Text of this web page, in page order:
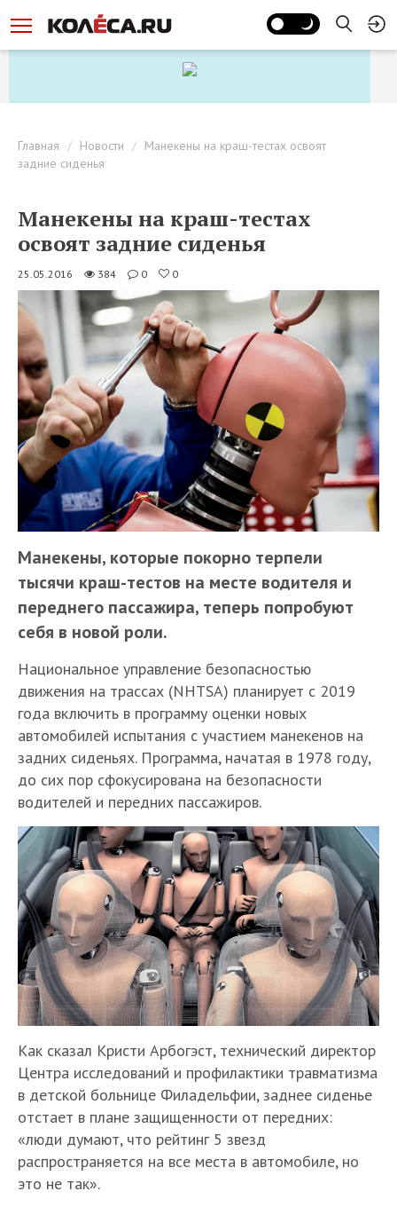
Главная Новости
Манекены на краш-тестах освоят
задние сиденья
Манекены на краш-тестах
освоят задние сиденья
25.05.2016 384 0 0
Манекены, которые покорно терпели
тысячи краш-тестов на месте водителя и
переднего пассажира, теперь попробуют
себя в новой роли.
Национальное управление безопасностью
движения на трассах (NHTSA) планирует с 2019
года включить в программу оценки новых
автомобилей испытания с участием манекенов на
задних сиденьях. Программа, начатая в 1978 году,
до сих пор сфокусирована на безопасности
водителей и передних пассажиров.
Как сказал Кристи Арбогэст, технический директор
Центра исследований и профилактики травматизма
в детской больнице Филадельфии, заднее сиденье
отстает в плане защищенности от передних:
«люди думают, что рейтинг 5 звезд
распространяется на все места в автомобиле, но
это не так».